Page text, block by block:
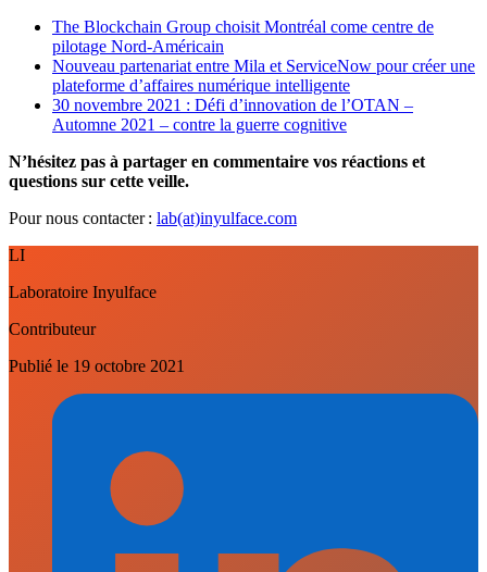
The Blockchain Group choisit Montréal come centre de
pilotage Nord-Américain
Nouveau partenariat entre Mila et ServiceNow pour créer une
plateforme d’affaires numérique intelligente
30 novembre 2021 : Défi d’innovation de l’OTAN –
Automne 2021 – contre la guerre cognitive
N’hésitez pas à partager en commentaire vos réactions et
questions sur cette veille.
Pour nous contacter : lab(at)inyulface.com
LI
Laboratoire Inyulface
Contributeur
Publié le 19 octobre 2021